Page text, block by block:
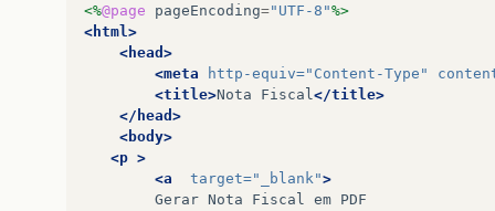
<%@page pageEncoding="UTF-8"%>
<html>
<head>
<meta
http-equiv="Content-Type"
<title>Nota Fiscal</title>
</head>
<body>
<p >
<a
target="_blank">
Gerar Nota Fiscal em